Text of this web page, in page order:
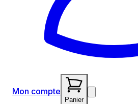
Mon compte
Panier